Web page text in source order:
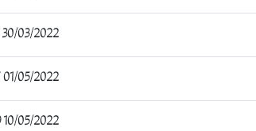
30/03/2022 13:57:18
01/05/2022 17:29:27
10/05/2022 15:03:29